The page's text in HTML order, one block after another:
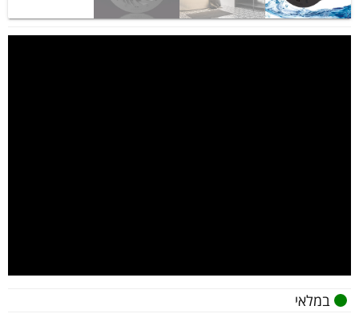
במלאי